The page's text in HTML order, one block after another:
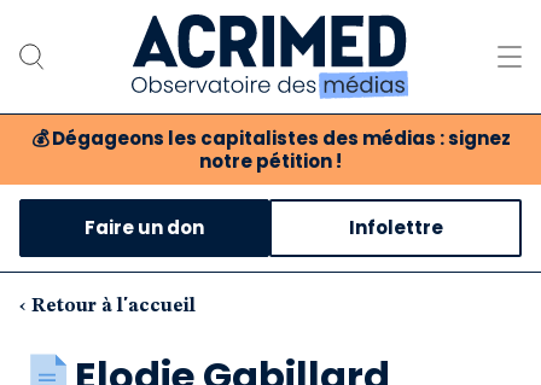
💰 Dégageons les capitalistes des médias : signez
notre pétition !
Notre association
Notre critique des médias
Nos propositions
Notre revue
Faire un don Infolettre
‹ Retour à l'accueil